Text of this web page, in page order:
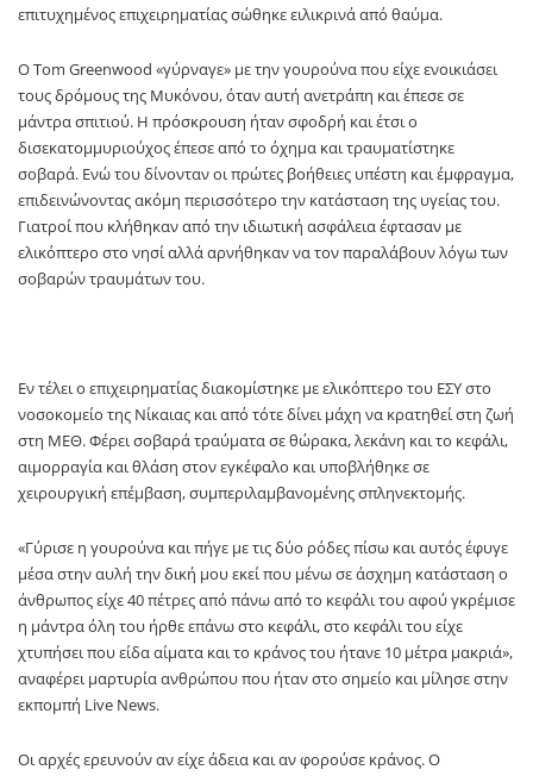
επιτυχημένος επιχειρηματίας σώθηκε ειλικρινά από θαύμα.
Ο Tom Greenwood «γύρναγε» με την γουρούνα που είχε ενοικιάσει
τους δρόμους της Μυκόνου, όταν αυτή ανετράπη και έπεσε σε
μάντρα σπιτιού. Η πρόσκρουση ήταν σφοδρή και έτσι ο
δισεκατομμυριούχος έπεσε από το όχημα και τραυματίστηκε
σοβαρά. Ενώ του δίνονταν οι πρώτες βοήθειες υπέστη και έμφραγμα,
επιδεινώνοντας ακόμη περισσότερο την κατάσταση της υγείας του.
Γιατροί που κλήθηκαν από την ιδιωτική ασφάλεια έφτασαν με
ελικόπτερο στο νησί αλλά αρνήθηκαν να τον παραλάβουν λόγω των
σοβαρών τραυμάτων του.
Εν τέλει ο επιχειρηματίας διακομίστηκε με ελικόπτερο του ΕΣΥ στο
νοσοκομείο της Νίκαιας και από τότε δίνει μάχη να κρατηθεί στη ζωή
στη ΜΕΘ. Φέρει σοβαρά τραύματα σε θώρακα, λεκάνη και το κεφάλι,
αιμορραγία και θλάση στον εγκέφαλο και υποβλήθηκε σε
χειρουργική επέμβαση, συμπεριλαμβανομένης σπληνεκτομής.
«Γύρισε η γουρούνα και πήγε με τις δύο ρόδες πίσω και αυτός έφυγε
μέσα στην αυλή την δική μου εκεί που μένω σε άσχημη κατάσταση ο
άνθρωπος είχε 40 πέτρες από πάνω από το κεφάλι του αφού γκρέμισε
η μάντρα όλη του ήρθε επάνω στο κεφάλι, στο κεφάλι του είχε
χτυπήσει που είδα αίματα και το κράνος του ήτανε 10 μέτρα μακριά»,
αναφέρει μαρτυρία ανθρώπου που ήταν στο σημείο και μίλησε στην
εκπομπή Live News.
Οι αρχές ερευνούν αν είχε άδεια και αν φορούσε κράνος. Ο